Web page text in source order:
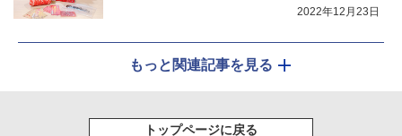
2022年12月23日
もっと関連記事を見る
トップページに戻る